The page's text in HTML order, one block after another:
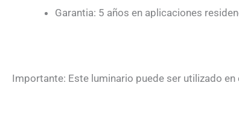
Garantia: 5 años en aplicaciones
Importante: Este luminario puede ser utilizado